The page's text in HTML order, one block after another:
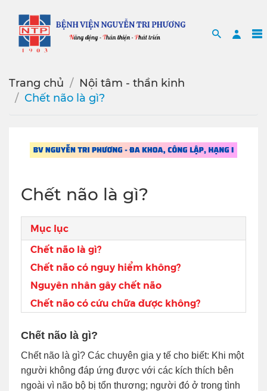
Search
Trang chủ
Nội tâm - thần kinh
Chết não là gì?
Chết não là gì?
Mục lục
Chết não là gì?
Chết não có nguy hiểm không?
Nguyên nhân gây chết não
Chết não có cứu chữa được không?
Chết não là gì?
Chết não là gì? Các chuyên gia y tế cho biết: Khi một
người không đáp ứng được với các kích thích bên
ngoài vì não bộ bị tổn thương; người đó ở trong tình